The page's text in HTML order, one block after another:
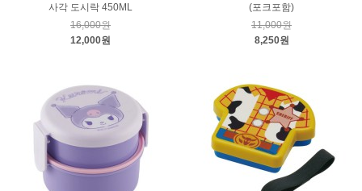
사각 도시락 450ML
16,000원
12,000원
(포크포함)
11,000원
8,250원